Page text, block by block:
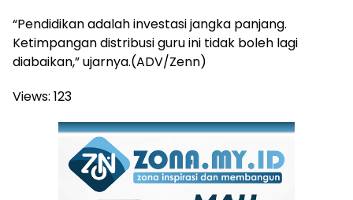
“Pendidikan adalah investasi jangka panjang.
Ketimpangan distribusi guru ini tidak boleh lagi
diabaikan,” ujarnya.(ADV/Zenn)
Views: 123